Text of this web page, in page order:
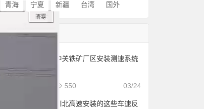
青海 宁夏 新疆 台湾 国外
随机文章
中关铁矿厂区安装测速系统
03/24
550
川北高速安装的这些车速反